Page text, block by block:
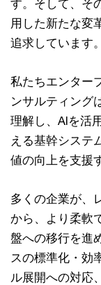
す。そして、そ
用した新たな変
追求しています。
私たちエンター
ンサルティング
理解し、AIを活
える基幹システ
値の向上を支援
多くの企業が、
から、より柔軟
盤への移行を進
スの標準化・効
ル展開への対応